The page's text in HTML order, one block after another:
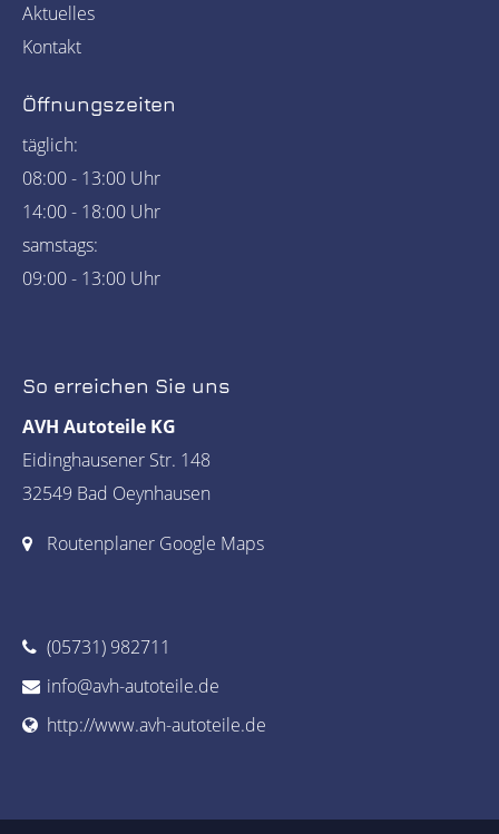
Aktuelles
Kontakt
Öffnungszeiten
täglich:
08:00 - 13:00 Uhr
14:00 - 18:00 Uhr
samstags:
09:00 - 13:00 Uhr
So erreichen Sie uns
AVH Autoteile KG
Eidinghausener Str. 148
32549 Bad Oeynhausen
Routenplaner Google Maps
(05731) 982711
info@avh-autoteile.de
http://www.avh-autoteile.de